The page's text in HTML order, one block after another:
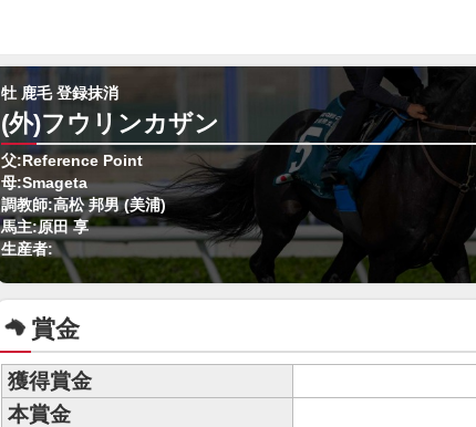
牡 鹿毛 登録抹消
(外)フウリンカザン
父:Reference Point
母:Smageta
調教師:高松 邦男 (美浦)
馬主:原田 享
生産者:
賞金
獲得賞金
本賞金